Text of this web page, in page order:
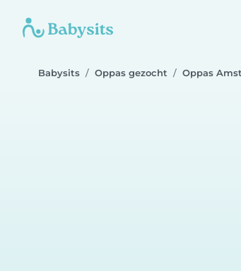
Babysits Oppas gezocht Oppas